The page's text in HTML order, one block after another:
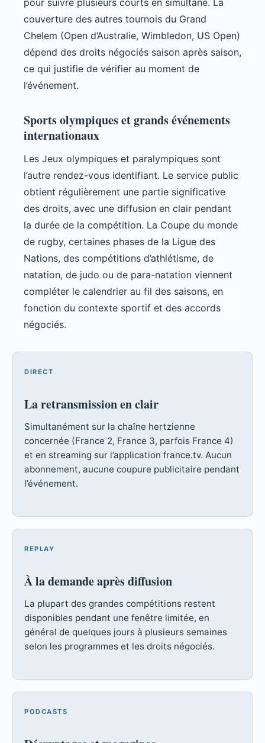
couverture des autres tournois du Grand
Chelem (Open d’Australie, Wimbledon, US Open)
dépend des droits négociés saison après saison,
ce qui justifie de vérifier au moment de
l’événement.
Sports olympiques et grands événements
internationaux
Les Jeux olympiques et paralympiques sont
l’autre rendez-vous identifiant. Le service public
obtient régulièrement une partie significative
des droits, avec une diffusion en clair pendant
la durée de la compétition. La Coupe du monde
de rugby, certaines phases de la Ligue des
Nations, des compétitions d’athlétisme, de
natation, de judo ou de para-natation viennent
compléter le calendrier au fil des saisons, en
fonction du contexte sportif et des accords
négociés.
DIRECT
La retransmission en clair
Simultanément sur la chaîne hertzienne
concernée (France 2, France 3, parfois France 4)
et en streaming sur l’application france.tv. Aucun
abonnement, aucune coupure publicitaire pendant
l’événement.
REPLAY
À la demande après diffusion
La plupart des grandes compétitions restent
disponibles pendant une fenêtre limitée, en
général de quelques jours à plusieurs semaines
selon les programmes et les droits négociés.
PODCASTS